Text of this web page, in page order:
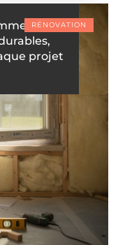
RÉNOVATION
projet